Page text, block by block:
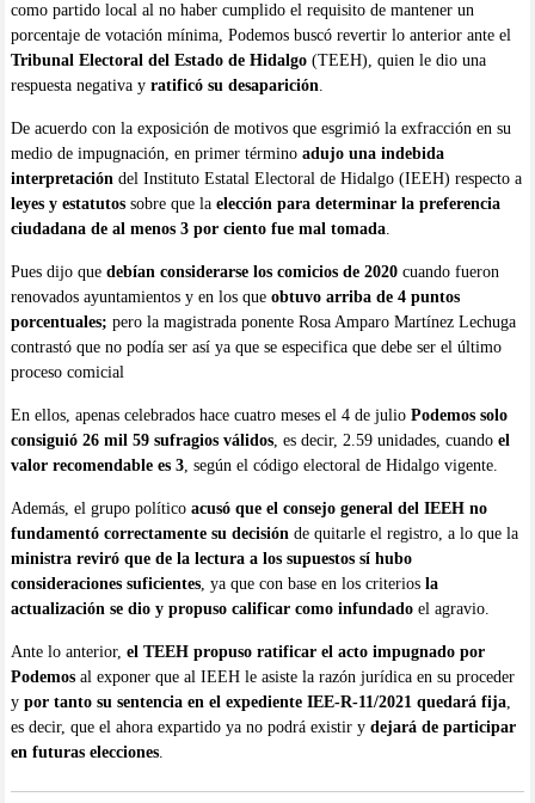
como partido local al no haber cumplido el requisito de mantener un
porcentaje de votación mínima, Podemos buscó revertir lo anterior ante el
Tribunal Electoral del Estado de Hidalgo(TEEH), quien le dio una
respuesta negativa y ratificó su desaparición.
De acuerdo con la exposición de motivos que esgrimió la exfracción en su
medio de impugnación, en primer término adujo una indebida
interpretacióndel Instituto Estatal Electoral de Hidalgo (IEEH) respecto a
leyes y estatutossobre que la elección para determinar la preferencia
ciudadana de al menos 3 por ciento fue mal tomada.
Pues dijo que debían considerarse los comicios de 2020cuando fueron
renovados ayuntamientos y en los que obtuvo arriba de 4 puntos
porcentuales; pero la magistrada ponente Rosa Amparo Martínez Lechuga
contrastó que no podía ser así ya que se especifica que debe ser el último
proceso comicial
En ellos, apenas celebrados hace cuatro meses el 4 de julio Podemos solo
consiguió 26 mil 59 sufragios válidos, es decir, 2.59 unidades, cuando el
valor recomendable es 3, según el código electoral de Hidalgo vigente.
Además, el grupo político acusó que el consejo general del IEEH no
fundamentó correctamente su decisiónde quitarle el registro, a lo que la
ministra reviró que de la lectura a los supuestos sí hubo
consideraciones suficientes, ya que con base en los criterios la
actualización se dio y propuso calificar como infundadoel agravio.
Ante lo anterior, el TEEH propuso ratificar el acto impugnado por
Podemosal exponer que al IEEH le asiste la razón jurídica en su proceder
y por tanto su sentencia en el expediente IEE-R-11/2021 quedará fija,
es decir, que el ahora expartido ya no podrá existir y dejará de participar
en futuras elecciones.